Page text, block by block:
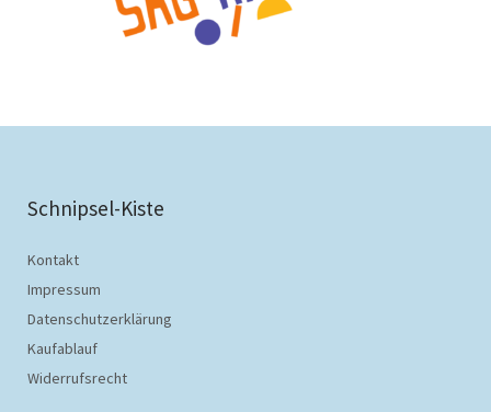
Schnipsel-Kiste
Kontakt
Impressum
Datenschutzerklärung
Kaufablauf
Widerrufsrecht